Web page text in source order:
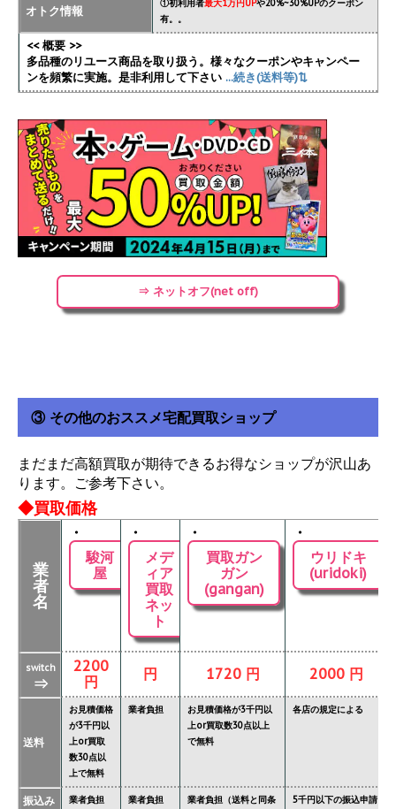
オトク情報
①初利用者最大1万円UPや20%~30%UPのクーポン
有。。
<< 概要 >>
多品種のリユース商品を取り扱う。様々なクーポンやキャンペー
ンを頻繁に実施。是非利用して下さい ...続き(送料等)⇅
⇒ ネットオフ(net off)
③ その他のおススメ宅配買取ショップ
まだまだ高額買取が期待できるお得なショップが沢山あ
ります。ご参考下さい。
◆買取価格
業
者
名
・
駿河
屋
・
メデ
ィア
買取
ネッ
ト
・
買取ガン
ガン
(gangan)
・
ウリドキ
(uridoki)
switch
⇒
2200
円
円 1720 円 2000 円
送料
お見積価格
が3千円以
上or買取
数30点以
上で無料
業者負担
お見積価格が3千円以
上or買取数30点以上
で無料
各店の規定による
振込み
業者負担 業者負担
業者負担（送料と同条
5千円以下の振込申請